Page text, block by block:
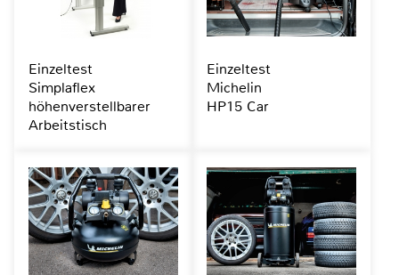
Einzeltest
Simplaflex
höhenverstellbarer
Arbeitstisch
Einzeltest
Michelin
HP15 Car